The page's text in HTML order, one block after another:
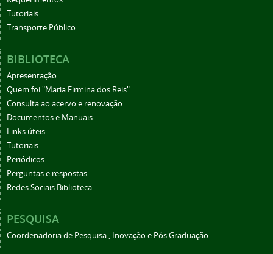
Tutoriais
Transporte Público
BIBLIOTECA
Apresentação
Quem foi "Maria Firmina dos Reis"
Consulta ao acervo e renovação
Documentos e Manuais
Links úteis
Tutoriais
Periódicos
Perguntas e respostas
Redes Sociais Biblioteca
PESQUISA
Coordenadoria de Pesquisa , Inovação e Pós Graduação